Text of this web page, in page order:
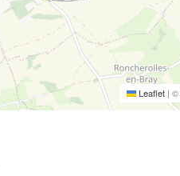
Leaflet | ©